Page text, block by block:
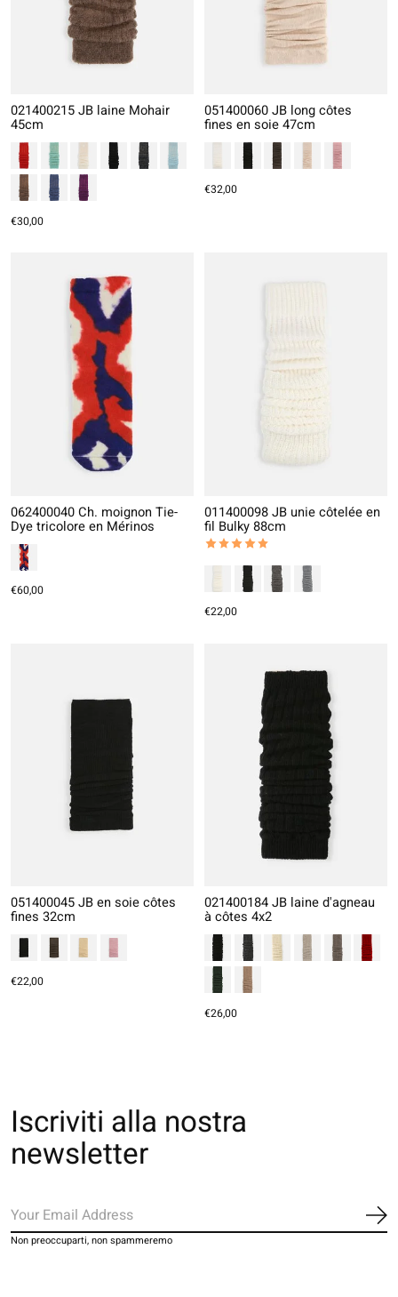
021400215 JB laine Mohair
45cm
€30,00
051400060 JB long côtes
fines en soie 47cm
€32,00
062400040 Ch. moignon Tie-
Dye tricolore en Mérinos
€60,00
011400098 JB unie côtelée en
fil Bulky 88cm
The rating of this product is
€22,00
051400045 JB en soie côtes
fines 32cm
€22,00
021400184 JB laine d'agneau
à côtes 4x2
€26,00
Iscriviti alla nostra
newsletter
Non preoccuparti, non spammeremo